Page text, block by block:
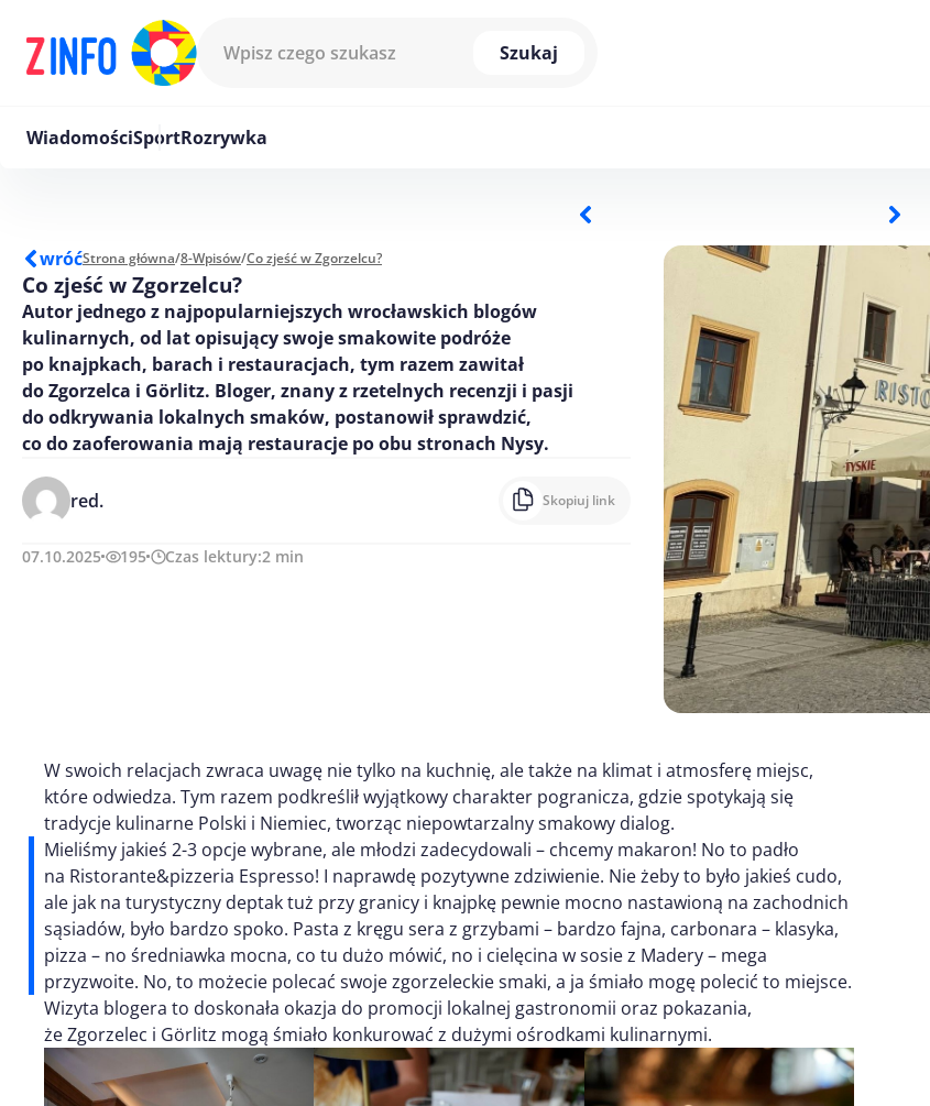
Szukaj
WiadomościSportRozrywka
wróćStrona główna/8-Wpisów/Co zjeść w Zgorzelcu?
Co zjeść w Zgorzelcu?
Autor jednego z najpopularniejszych wrocławskich blogów
kulinarnych, od lat opisujący swoje smakowite podróże
po knajpkach, barach i restauracjach, tym razem zawitał
do Zgorzelca i Görlitz. Bloger, znany z rzetelnych recenzji i pasji
do odkrywania lokalnych smaków, postanowił sprawdzić,
co do zaoferowania mają restauracje po obu stronach Nysy.
red. Skopiuj link
07.10.2025 195 Czas lektury:2 min
W swoich relacjach zwraca uwagę nie tylko na kuchnię, ale także na klimat i atmosferę miejsc,
które odwiedza. Tym razem podkreślił wyjątkowy charakter pogranicza, gdzie spotykają się
tradycje kulinarne Polski i Niemiec, tworząc niepowtarzalny smakowy dialog.
Mieliśmy jakieś 2-3 opcje wybrane, ale młodzi zadecydowali – chcemy makaron! No to padło
na Ristorante&pizzeria Espresso! I naprawdę pozytywne zdziwienie. Nie żeby to było jakieś cudo,
ale jak na turystyczny deptak tuż przy granicy i knajpkę pewnie mocno nastawioną na zachodnich
sąsiadów, było bardzo spoko. Pasta z kręgu sera z grzybami – bardzo fajna, carbonara – klasyka,
pizza – no średniawka mocna, co tu dużo mówić, no i cielęcina w sosie z Madery – mega
przyzwoite. No, to możecie polecać swoje zgorzeleckie smaki, a ja śmiało mogę polecić to miejsce.
Wizyta blogera to doskonała okazja do promocji lokalnej gastronomii oraz pokazania,
że Zgorzelec i Görlitz mogą śmiało konkurować z dużymi ośrodkami kulinarnymi.